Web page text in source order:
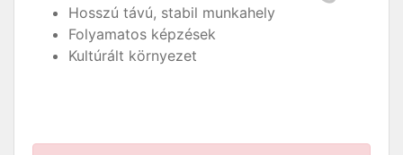
Hosszú távú, stabil munkahely
Folyamatos képzések
Kultúrált környezet